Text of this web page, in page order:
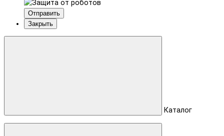
Отправить
Закрыть
Каталог